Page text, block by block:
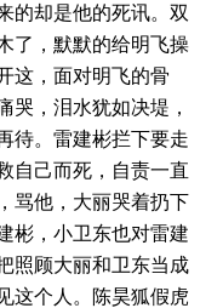
的却是他的死讯。双
了，默默的给明飞操
这，面对明飞的骨
哭，泪水犹如决堤，
待。雷建彬拦下要走
自己而死，自责一直
骂他，大丽哭着扔下
彬，小卫东也对雷建
照顾大丽和卫东当成
这个人。陈昊狐假虎